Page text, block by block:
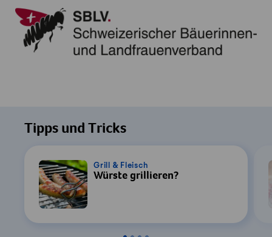
Tipps und Tricks
Grill & Fleisch
Würste grillieren?